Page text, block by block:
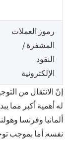
رموز العملات
المشفرة /
النقود
الإلكترونية
إنّ الانتقال من
له أهمية أكبر مما
ألمانيا وفرنسا